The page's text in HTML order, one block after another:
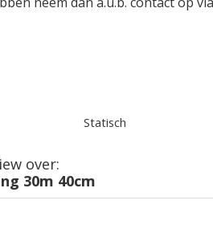
Statisch
over:
30m 40cm